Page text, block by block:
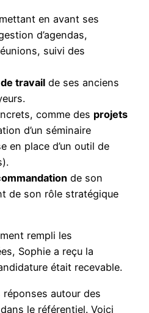
en avant ses
d’agendas,
suivi des
travail de ses anciens
comme des projets
d’un séminaire
en place d’un outil de
de son
de son rôle stratégique
rempli les
Sophie a reçu la
était recevable.
autour des
le référentiel. Voici